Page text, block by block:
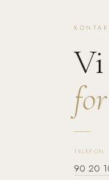
TELEFON
90 20